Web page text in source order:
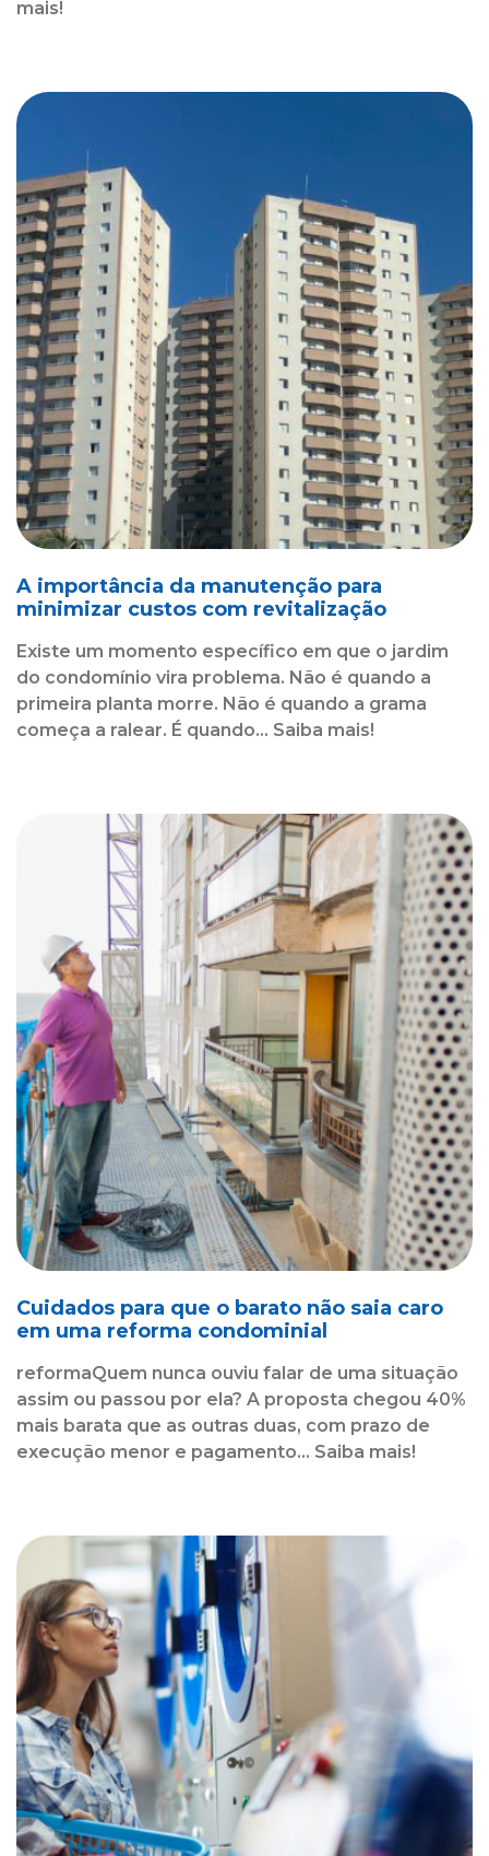
mais!
A importância da manutenção para
minimizar custos com revitalização
Existe um momento específico em que o jardim
do condomínio vira problema. Não é quando a
primeira planta morre. Não é quando a grama
começa a ralear. É quando... Saiba mais!
Cuidados para que o barato não saia caro
em uma reforma condominial
reformaQuem nunca ouviu falar de uma situação
assim ou passou por ela? A proposta chegou 40%
mais barata que as outras duas, com prazo de
execução menor e pagamento... Saiba mais!